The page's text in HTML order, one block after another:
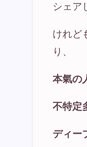
シェア
けれど
り、
本氣の
不特定
ディー